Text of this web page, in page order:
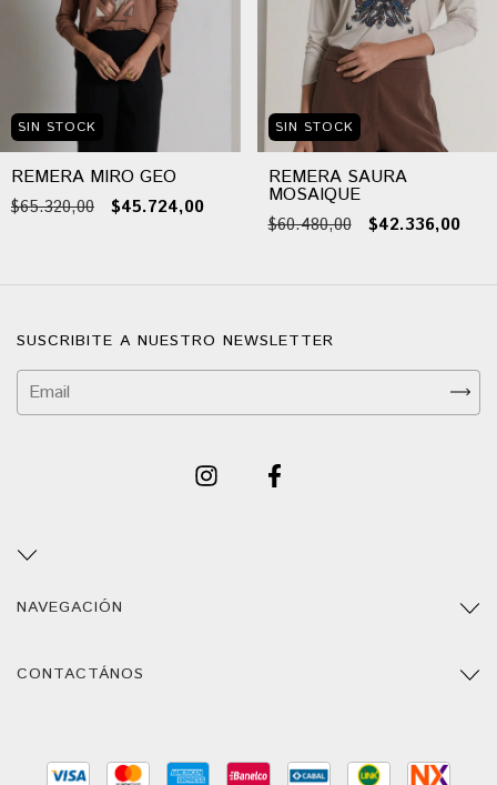
SIN STOCK
REMERA MIRO GEO
$65.320,00 $45.724,00
SIN STOCK
REMERA SAURA
MOSAIQUE
$60.480,00 $42.336,00
SUSCRIBITE A NUESTRO NEWSLETTER
NAVEGACIÓN
CONTACTÁNOS